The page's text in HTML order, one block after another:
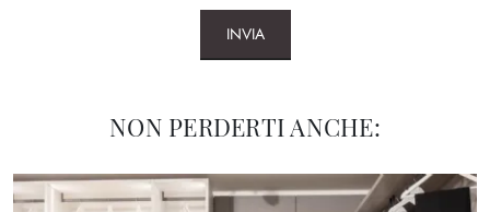
INVIA
NON PERDERTI ANCHE: